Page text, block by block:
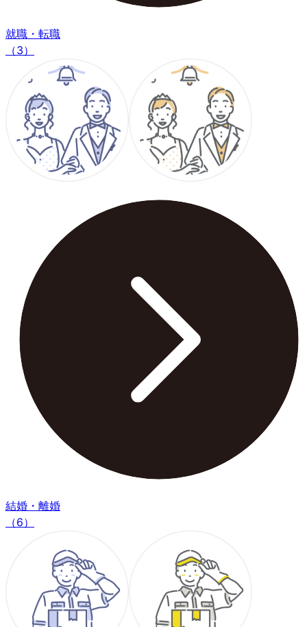
就職・転職
（3）
結婚・離婚
（6）